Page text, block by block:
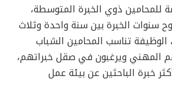
ذوي الخبرة المتوسطة،
سنوات الخبرة بين سنة واحدة وثلاث
الوظيفة تناسب المحامين الشباب
المهني ويرغبون في صقل خبراتهم،
خبرة الباحثين عن بيئة عمل